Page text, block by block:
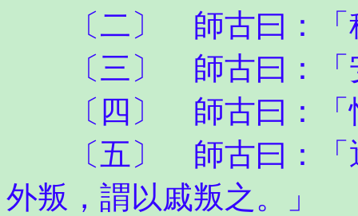
〔二〕 師古曰：「
〔三〕 師古曰：「
〔四〕 師古曰：「
〔五〕 師古曰：「逐
外叛，謂以戚叛之。」